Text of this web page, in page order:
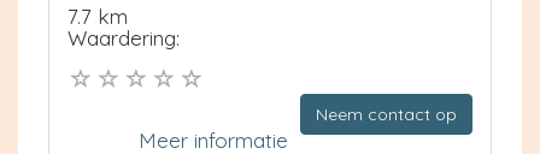
7.7 km
Waardering:
Neem contact op
Meer informatie